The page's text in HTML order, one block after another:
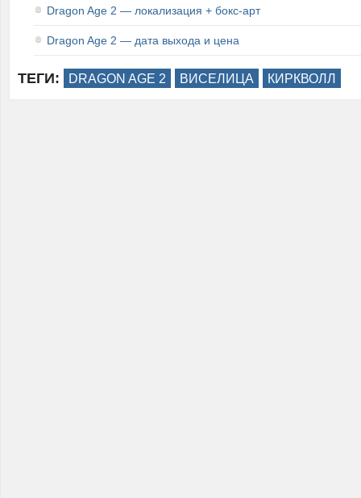
Dragon Age 2 — локализация + бокс-арт
Dragon Age 2 — дата выхода и цена
ТЕГИ: DRAGON AGE 2 ВИСЕЛИЦА КИРКВОЛЛ